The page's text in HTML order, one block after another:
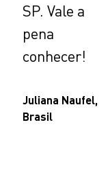
SP. Vale a
pena
conhecer!
Juliana Naufel,
Brasil